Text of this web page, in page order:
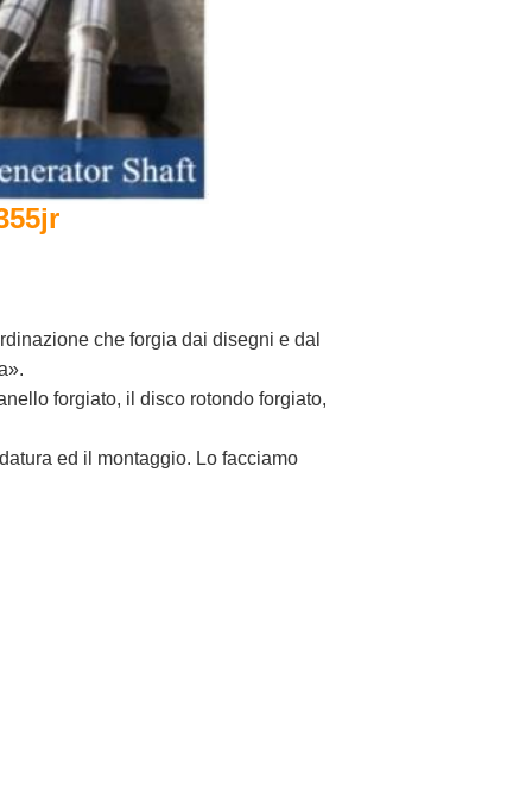
che forgia dai disegni e dal
forgiato, il disco rotondo forgiato,
ed il montaggio. Lo facciamo